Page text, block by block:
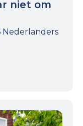
niet om
Nederlanders